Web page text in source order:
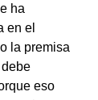
ha
en el
la premisa
eso